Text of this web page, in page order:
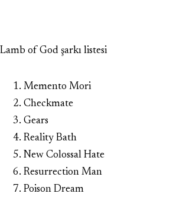
Lamb of God şarkı listesi
Memento Mori
Checkmate
Gears
Reality Bath
New Colossal Hate
Resurrection Man
Poison Dream